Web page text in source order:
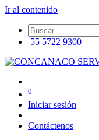
Ir al contenido
55 5722 9300
0
Iniciar sesión
Contáctenos